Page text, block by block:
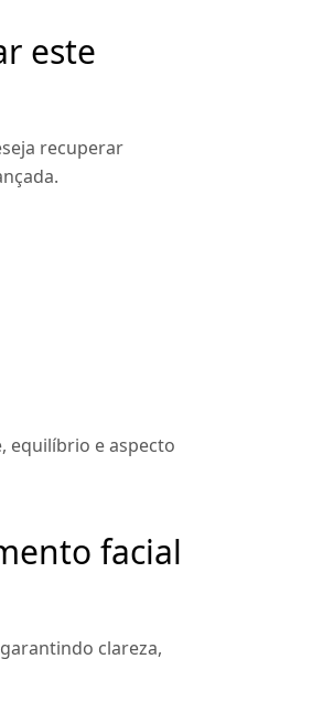
este
recuperar
equilíbrio e aspecto
facial
clareza,